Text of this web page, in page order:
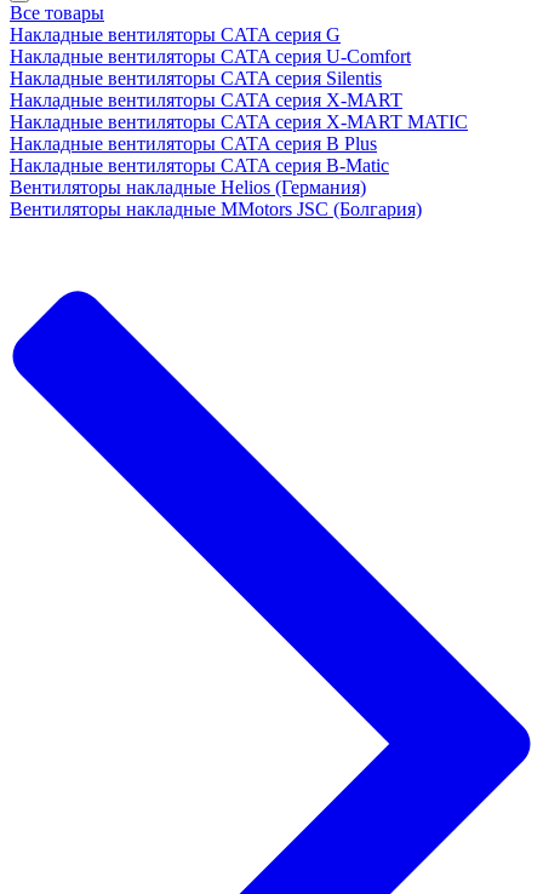
Все товары
Накладные вентиляторы CATA серия G
Накладные вентиляторы CATA серия U-Comfort
Накладные вентиляторы CATA серия Silentis
Накладные вентиляторы CATA серия X-MART
Накладные вентиляторы CATA серия X-MART MATIC
Накладные вентиляторы CATA серия B Plus
Накладные вентиляторы CATA серия B-Matic
Вентиляторы накладные Helios (Германия)
Вентиляторы накладные MMotors JSC (Болгария)